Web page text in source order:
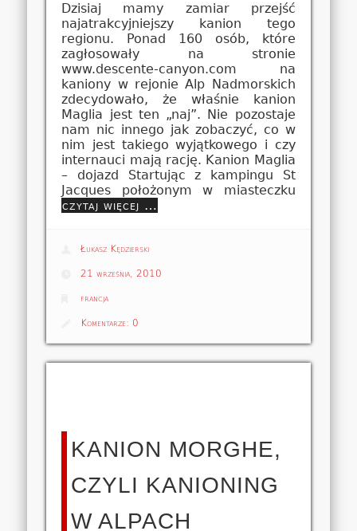
Dzisiaj mamy zamiar przejść
najatrakcyjniejszy kanion tego
regionu. Ponad 160 osób, które
zagłosowały na stronie
www.descente-canyon.com na
kaniony w rejonie Alp Nadmorskich
zdecydowało, że właśnie kanion
Maglia jest ten „naj”. Nie pozostaje
nam nic innego jak zobaczyć, co w
nim jest takiego wyjątkowego i czy
internauci mają rację. Kanion Maglia
– dojazd Startując z kampingu St
Jacques położonym w miasteczku
czytaj więcej …
Łukasz Kędzierski
21 września, 2010
francja
Komentarze: 0
KANION MORGHE,
CZYLI KANIONING
W ALPACH